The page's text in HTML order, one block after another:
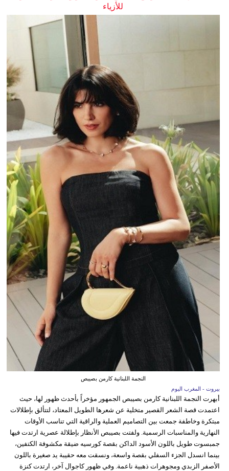
للأزياء
النجمة اللبنانية كارمن بصيبص
بيروت - المغرب اليوم
أبهرت النجمة اللبنانية كارمن بصيبص الجمهور مؤخراً بأحدث ظهور لها، حيث
اعتمدت قصة الشعر القصير متخلية عن شعرها الطويل المعتاد، لتتألق بإطلالات
مبتكرة وخاطفة جمعت بين التصاميم العملية والراقية التي تناسب الأوقات
النهارية والمناسبات الرسمية. ولفتت بصيبص الأنظار بإطلالة عصرية ارتدت فيها
جمبسوت طويل باللون الأسود الداكن بقصة كورسيه ضيقة مكشوفة الكتفين،
بينما انسدل الجزء السفلي بقصة واسعة، ونسقت معه حقيبة يد صغيرة باللون
الأصفر الزبدي ومجوهرات ذهبية ناعمة. وفي ظهور كاجوال آخر، ارتدت كنزة